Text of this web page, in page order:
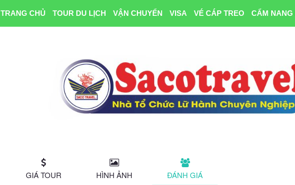
TRANG CHỦ TOUR DU LỊCH VẬN CHUYỂN VISA VÉ CÁP TREO CẨM NANG
GIÁ TOUR HÌNH ẢNH ĐÁNH GIÁ